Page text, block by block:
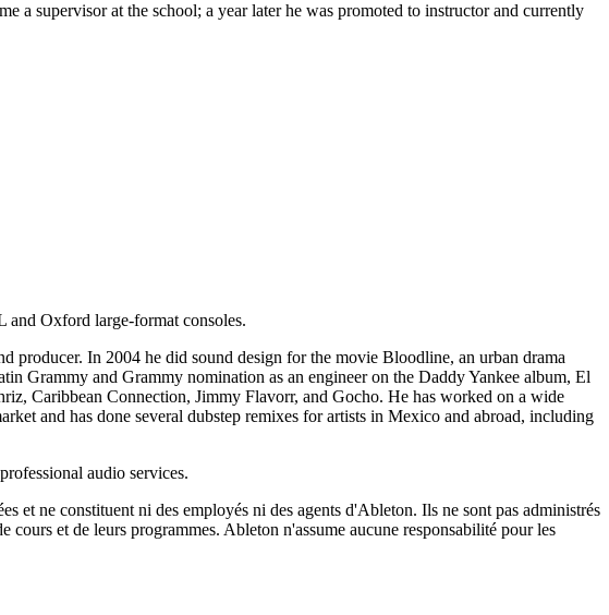
supervisor at the school; a year later he was promoted to instructor and currently
and Oxford large-format consoles.
producer. In 2004 he did sound design for the movie Bloodline, an urban drama
Grammy and Grammy nomination as an engineer on the Daddy Yankee album, El
Caribbean Connection, Jimmy Flavorr, and Gocho. He has worked on a wide
and has done several dubstep remixes for artists in Mexico and abroad, including
audio services.
et ne constituent ni des employés ni des agents d'Ableton. Ils ne sont pas administrés
et de leurs programmes. Ableton n'assume aucune responsabilité pour les